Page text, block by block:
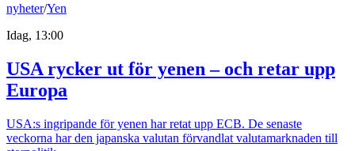
nyheter/Yen
Idag, 13:00
USA rycker ut för yenen – och retar upp
Europa
USA:s ingripande för yenen har retat upp ECB. De senaste
veckorna har den japanska valutan förvandlat valutamarknaden till